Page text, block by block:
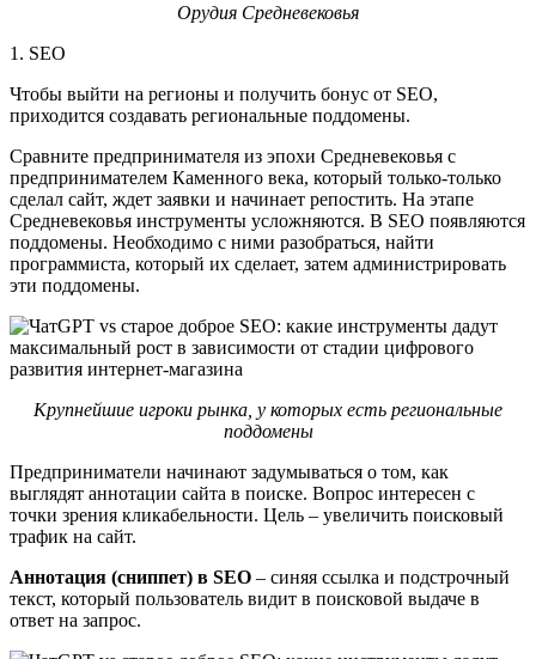
Орудия Средневековья
1. SEO
Чтобы выйти на регионы и получить бонус от SEO,
приходится создавать региональные поддомены.
Сравните предпринимателя из эпохи Средневековья с
предпринимателем Каменного века, который только-только
сделал сайт, ждет заявки и начинает репостить. На этапе
Средневековья инструменты усложняются. В SEO появляются
поддомены. Необходимо с ними разобраться, найти
программиста, который их сделает, затем администрировать
эти поддомены.
Крупнейшие игроки рынка, у которых есть региональные
поддомены
Предприниматели начинают задумываться о том, как
выглядят аннотации сайта в поиске. Вопрос интересен с
точки зрения кликабельности. Цель – увеличить поисковый
трафик на сайт.
Аннотация (сниппет) в SEO – синяя ссылка и подстрочный
текст, который пользователь видит в поисковой выдаче в
ответ на запрос.